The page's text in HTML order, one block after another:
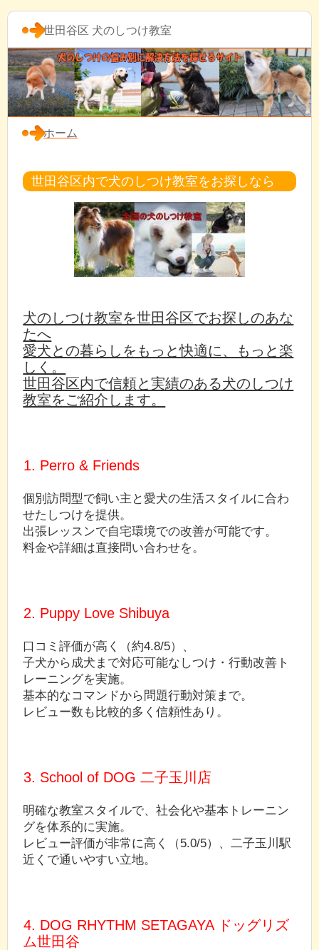
世田谷区 犬のしつけ教室
ホーム
世田谷区内で犬のしつけ教室をお探しなら
犬のしつけ教室を世田谷区でお探しのあな
たへ
愛犬との暮らしをもっと快適に、もっと楽
しく。
世田谷区内で信頼と実績のある犬のしつけ
教室をご紹介します。
1. Perro & Friends
個別訪問型で飼い主と愛犬の生活スタイルに合わ
せたしつけを提供。
出張レッスンで自宅環境での改善が可能です。
料金や詳細は直接問い合わせを。
2. Puppy Love Shibuya
口コミ評価が高く（約4.8/5）、
子犬から成犬まで対応可能なしつけ・行動改善ト
レーニングを実施。
基本的なコマンドから問題行動対策まで。
レビュー数も比較的多く信頼性あり。
3. School of DOG 二子玉川店
明確な教室スタイルで、社会化や基本トレーニン
グを体系的に実施。
レビュー評価が非常に高く（5.0/5）、二子玉川駅
近くで通いやすい立地。
4. DOG RHYTHM SETAGAYA ドッグリズ
ム世田谷